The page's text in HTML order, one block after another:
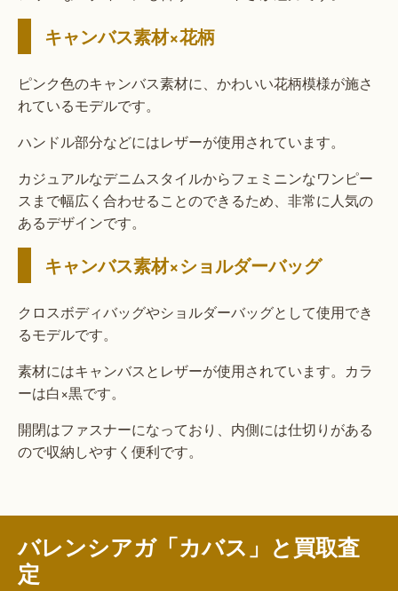
キャンバス素材×花柄
ピンク色のキャンバス素材に、かわいい花柄模様が施さ
れているモデルです。
ハンドル部分などにはレザーが使用されています。
カジュアルなデニムスタイルからフェミニンなワンピー
スまで幅広く合わせることのできるため、非常に人気の
あるデザインです。
キャンバス素材×ショルダーバッグ
クロスボディバッグやショルダーバッグとして使用でき
るモデルです。
素材にはキャンバスとレザーが使用されています。カラ
ーは白×黒です。
開閉はファスナーになっており、内側には仕切りがある
ので収納しやすく便利です。
バレンシアガ「カバス」と買取査
定